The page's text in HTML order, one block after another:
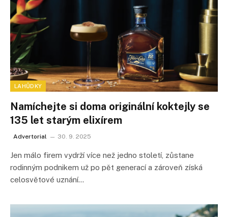
LAHŮDKY
Namíchejte si doma originální koktejly se
135 let starým elixírem
Advertorial 30. 9. 2025
Jen málo firem vydrží více než jedno století, zůstane
rodinným podnikem už po pět generací a zároveň získá
celosvětové uznání…